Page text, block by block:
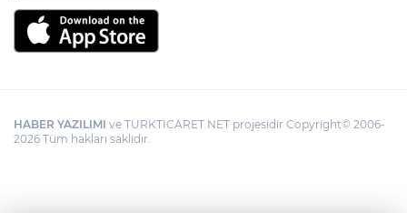
HABER YAZILIMI ve TURKTICARET.NET projesidir Copyright© 2006-
2026 Tüm hakları saklıdır.